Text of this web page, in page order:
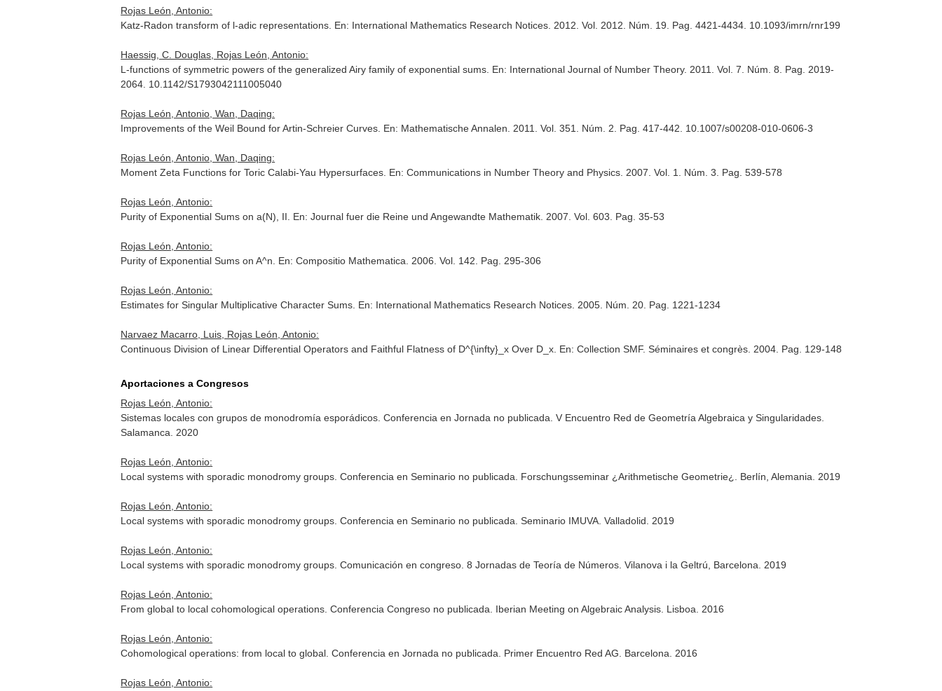
Rojas León, Antonio:
Katz-Radon transform of l-adic representations. En: International Mathematics Research Notices . 2012. Vol. 2012. Núm. 19. Pag. 4421-4434. 10.1093/imrn/rnr199
Haessig, C. Douglas, Rojas León, Antonio:
L-functions of symmetric powers of the generalized Airy family of exponential sums. En: International Journal of Number Theory. 2011. Vol. 7. Núm. 8. Pag. 2019-
2064. 10.1142/S1793042111005040
Rojas León, Antonio, Wan, Daqing:
Improvements of the Weil Bound for Artin-Schreier Curves. En: Mathematische Annalen . 2011. Vol. 351. Núm. 2. Pag. 417-442. 10.1007/s00208-010-0606-3
Rojas León, Antonio, Wan, Daqing:
Moment Zeta Functions for Toric Calabi-Yau Hypersurfaces. En: Communications in Number Theory and Physics . 2007. Vol. 1. Núm. 3. Pag. 539-578
Rojas León, Antonio:
Purity of Exponential Sums on a(N), II. En: Journal fuer die Reine und Angewandte Mathematik . 2007. Vol. 603. Pag. 35-53
Rojas León, Antonio:
Purity of Exponential Sums on A^n. En: Compositio Mathematica . 2006. Vol. 142. Pag. 295-306
Rojas León, Antonio:
Estimates for Singular Multiplicative Character Sums. En: International Mathematics Research Notices . 2005. Núm. 20. Pag. 1221-1234
Narvaez Macarro, Luis, Rojas León, Antonio:
Continuous Division of Linear Differential Operators and Faithful Flatness of D^{\infty}_x Over D_x. En: Collection SMF. Séminaires et congrès . 2004. Pag. 129-148
Aportaciones a Congresos
Rojas León, Antonio:
Sistemas locales con grupos de monodromía esporádicos. Conferencia en Jornada no publicada. V Encuentro Red de Geometría Algebraica y Singularidades.
Salamanca. 2020
Rojas León, Antonio:
Local systems with sporadic monodromy groups. Conferencia en Seminario no publicada. Forschungsseminar ¿Arithmetische Geometrie¿. Berlín, Alemania. 2019
Rojas León, Antonio:
Local systems with sporadic monodromy groups. Conferencia en Seminario no publicada. Seminario IMUVA. Valladolid. 2019
Rojas León, Antonio:
Local systems with sporadic monodromy groups. Comunicación en congreso. 8 Jornadas de Teoría de Números. Vilanova i la Geltrú, Barcelona. 2019
Rojas León, Antonio:
From global to local cohomological operations. Conferencia Congreso no publicada. Iberian Meeting on Algebraic Analysis. Lisboa. 2016
Rojas León, Antonio:
Cohomological operations: from local to global. Conferencia en Jornada no publicada. Primer Encuentro Red AG. Barcelona. 2016
Rojas León, Antonio: